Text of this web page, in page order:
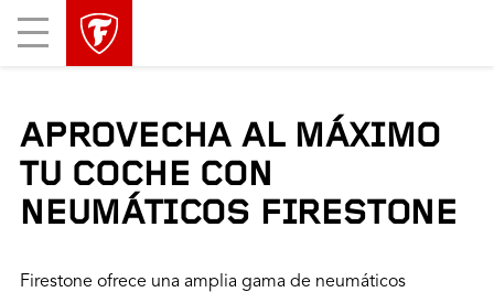
Mobile
Menu
APROVECHA AL MÁXIMO
TU COCHE CON
NEUMÁTICOS FIRESTONE
Firestone ofrece una amplia gama de neumáticos